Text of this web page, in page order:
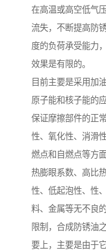
在高温或高空低气
流失，不断提高防
度的负荷承受能力
效果是有限的。
目前主要是采用加
原子能和核子能的
保证摩擦部件的正
性、氧化性、消滑
燃点和自燃点等方
热膨眼系数、高比
性、低起泡性、性
料、金属等无不良
限制，合成防锈油
要上，主要是由于